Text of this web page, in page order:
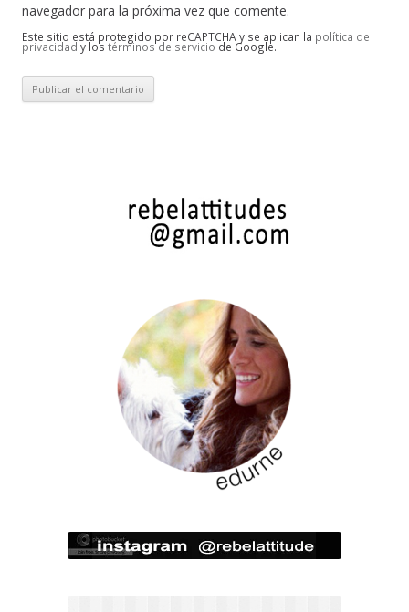
navegador para la próxima vez que comente.
Este sitio está protegido por reCAPTCHA y se aplican la política de
privacidad y los términos de servicio de Google.